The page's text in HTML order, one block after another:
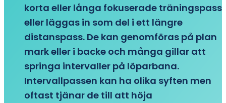
korta eller långa fokuserade träningspass
eller läggas in som del i ett längre
distanspass. De kan genomföras på plan
mark eller i backe och många gillar att
springa intervaller på löparbana.
Intervallpassen kan ha olika syften men
oftast tjänar de till att höja